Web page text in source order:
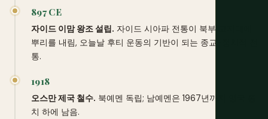
897 CE
자이드 이맘 왕조 설립. 자이드 시아파 전통이 북부 고지대에
뿌리를 내림, 오늘날 후티 운동의 기반이 되는 종교-정치적 전
통.
1918
오스만 제국 철수. 북예멘 독립; 남예멘은 1967년까지 영국 통
치 하에 남음.